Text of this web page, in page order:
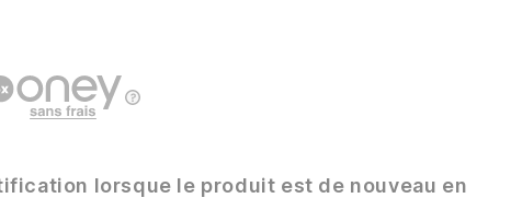
lorsque le produit est de nouveau en